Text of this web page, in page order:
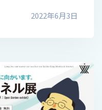
2022年6月3日